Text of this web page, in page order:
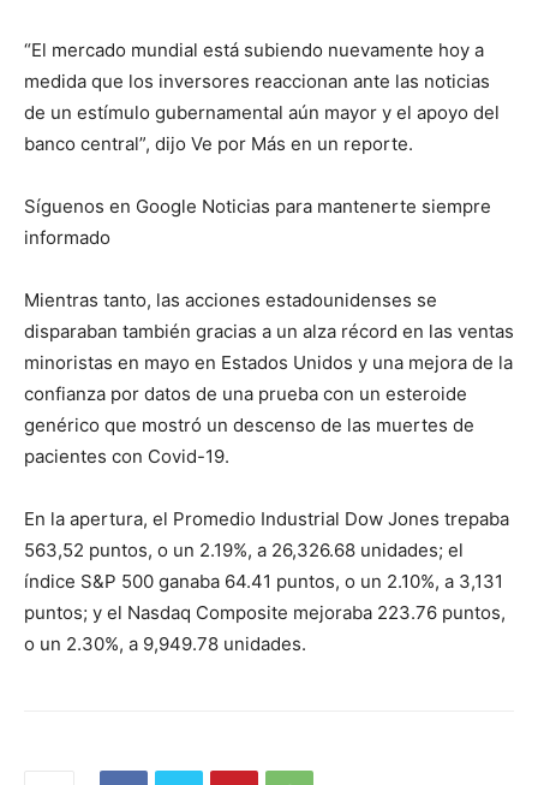
“El mercado mundial está subiendo nuevamente hoy a
medida que los inversores reaccionan ante las noticias
de un estímulo gubernamental aún mayor y el apoyo del
banco central”, dijo Ve por Más en un reporte.
Síguenos en Google Noticias para mantenerte siempre
informado
Mientras tanto, las acciones estadounidenses se
disparaban también gracias a un alza récord en las ventas
minoristas en mayo en Estados Unidos y una mejora de la
confianza por datos de una prueba con un esteroide
genérico que mostró un descenso de las muertes de
pacientes con Covid-19.
En la apertura, el Promedio Industrial Dow Jones trepaba
563,52 puntos, o un 2.19%, a 26,326.68 unidades; el
índice S&P 500 ganaba 64.41 puntos, o un 2.10%, a 3,131
puntos; y el Nasdaq Composite mejoraba 223.76 puntos,
o un 2.30%, a 9,949.78 unidades.